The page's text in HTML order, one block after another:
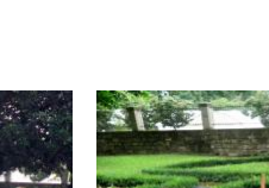
Imagen